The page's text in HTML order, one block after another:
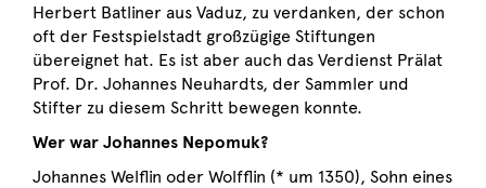
Herbert Batliner aus Vaduz, zu verdanken, der schon
oft der Festspielstadt großzügige Stiftungen
übereignet hat. Es ist aber auch das Verdienst Prälat
Prof. Dr. Johannes Neuhardts, der Sammler und
Stifter zu diesem Schritt bewegen konnte.
Wer war Johannes Nepomuk?
Johannes Welflin oder Wolfflin (* um 1350), Sohn eines